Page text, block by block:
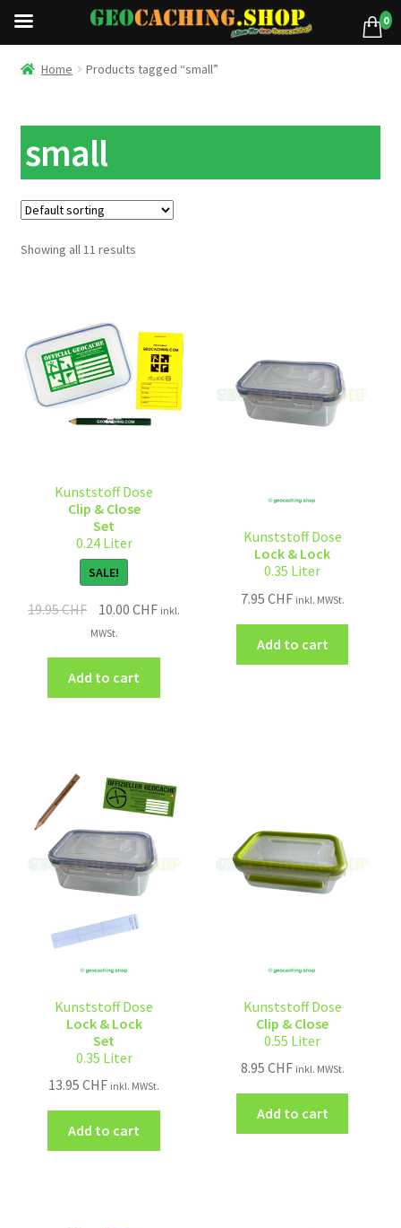
Home Products tagged “small”
small
Showing all 11 results
Kunststoff Dose
Clip & Close
Set
0.24 Liter
SALE!
19.95CHF 10.00CHF inkl.
MWSt.
Add to cart
Kunststoff Dose
Lock & Lock
0.35 Liter
7.95 CHF inkl. MWSt.
Add to cart
Kunststoff Dose
Lock & Lock
Set
0.35 Liter
13.95CHF inkl. MWSt.
Add to cart
Kunststoff Dose
Clip & Close
0.55 Liter
8.95 CHF inkl. MWSt.
Add to cart
0